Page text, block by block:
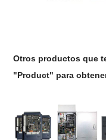
Otros productos que
"Product" para